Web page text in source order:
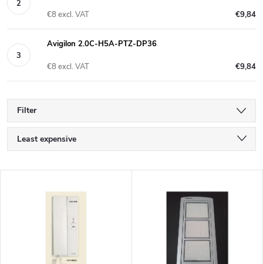
€9,84
€8 excl. VAT
Avigilon 2.0C-H5A-PTZ-DP36
€9,84
€8 excl. VAT
Filter
P
r
Least expensive